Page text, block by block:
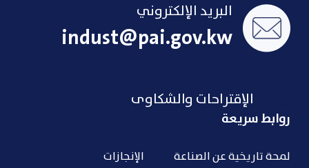
البريد الإلكتروني
indust@pai.gov.kw
الإقتراحات والشكاوى
روابط سريعة
لمحة تاريخية عن الصناعة الإنجازات